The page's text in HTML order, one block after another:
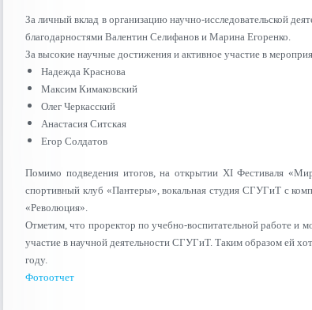
За личный вклад в организацию научно-исследовательской
благодарностями Валентин Селифанов и Марина Егоренко.
За высокие научные достижения и активное участие в
Надежда Краснова
Максим Кимаковский
Олег Черкасский
Анастасия Ситская
Егор Солдатов
Помимо подведения итогов, на открытии XI Фестиваля
спортивный клуб «Пантеры», вокальная студия СГУГиТ с
«Революция».
Отметим, что проректор по учебно-воспитательной работе и
участие в научной деятельности СГУГиТ. Таким образом ей
году.
Фотоотчет